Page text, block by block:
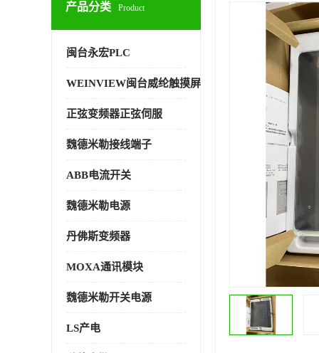
产品分类 Product
闽台永宏PLC
WEINVIEW闽台威纶触摸屏
正弦变频器正弦伺服
魏德米勒接线端子
ABB电流开关
魏德米勒电源
丹佛斯变频器
MOXA通讯模块
魏德米勒开关电源
LS产电